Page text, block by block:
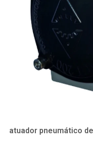
atuador pneumático